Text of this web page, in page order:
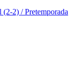
2) / Pretemporada